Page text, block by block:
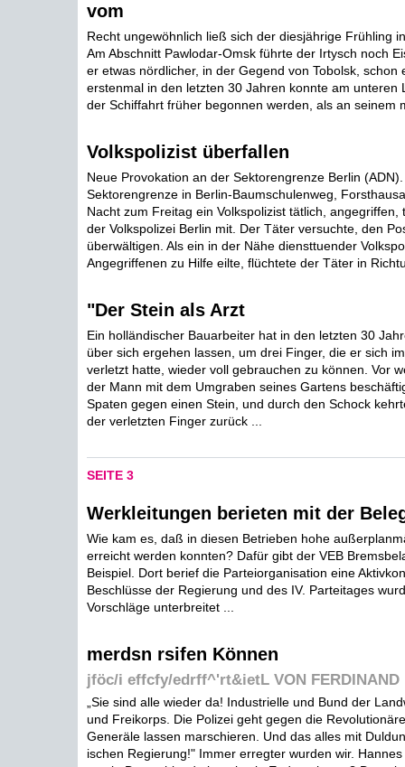
vom
Recht ungewöhnlich ließ sich der diesjährige Frühling
Am Abschnitt Pawlodar-Omsk führte der Irtysch noch
er etwas nördlicher, in der Gegend von Tobolsk, schon
erstenmal in den letzten 30 Jahren konnte am unteren
der Schiffahrt früher begonnen werden, als an seinem
Volkspolizist überfallen
Neue Provokation an der Sektorengrenze Berlin
Sektorengrenze in Berlin-Baumschulenweg,
Nacht zum Freitag ein Volkspolizist tätlich, angegriffen,
der Volkspolizei Berlin mit. Der Täter versuchte, den
überwältigen. Als ein in der Nähe diensttuender
Angegriffenen zu Hilfe eilte, flüchtete der Täter in
"Der Stein als Arzt
Ein holländischer Bauarbeiter hat in den letzten 30
über sich ergehen lassen, um drei Finger, die er sich
verletzt hatte, wieder voll gebrauchen zu können. Vor
der Mann mit dem Umgraben seines Gartens
Spaten gegen einen Stein, und durch den Schock
der verletzten Finger zurück ...
SEITE 3
Werkleitungen berieten mit der
Wie kam es, daß in diesen Betrieben hohe
erreicht werden konnten? Dafür gibt der VEB
Beispiel. Dort berief die Parteiorganisation eine
Beschlüsse der Regierung und des IV. Parteitages
Vorschläge unterbreitet ...
merdsn rsifen Können
jföc/i effcfy/edrff^'rt&ietL VON FERDINAND
„Sie sind alle wieder da! Industrielle und Bund der
und Freikorps. Die Polizei geht gegen die
Generäle lassen marschieren. Und das alles mit
ischen Regierung!" Immer erregter wurden wir. Hannes